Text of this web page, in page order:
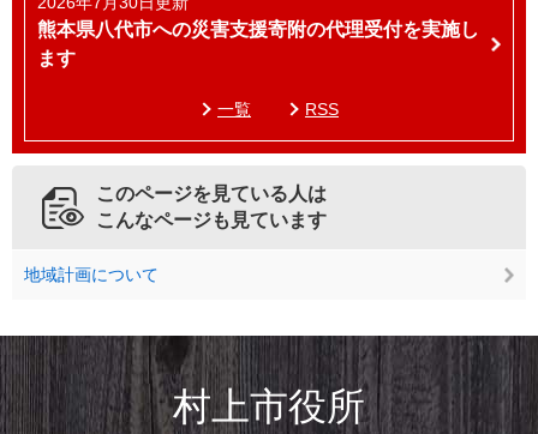
熊本県八代市への災害支援寄附の代理受付を実施し
ます
一覧 RSS
このページを見ている人は
こんなページも見ています
地域計画について
村上市役所